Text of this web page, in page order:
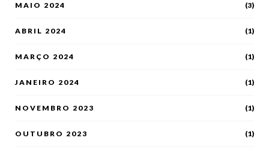
MAIO 2024 (3)
ABRIL 2024 (1)
MARÇO 2024 (1)
JANEIRO 2024 (1)
NOVEMBRO 2023 (1)
OUTUBRO 2023 (1)